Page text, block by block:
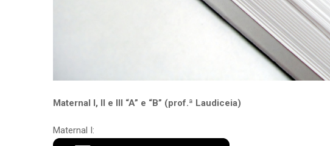
Maternal I, II e III “A” e “B” (prof.ª Laudiceia)
Maternal I: